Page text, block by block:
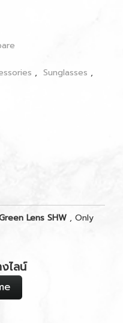
, Sunglasses ,
Lens SHW , Only
ไลน์